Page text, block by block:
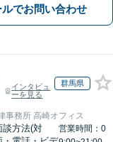
ルでお問い合わせ
インタビュ
ーを見る
群馬県
事務所 高崎オフィス
談方法(対
営業時間：0